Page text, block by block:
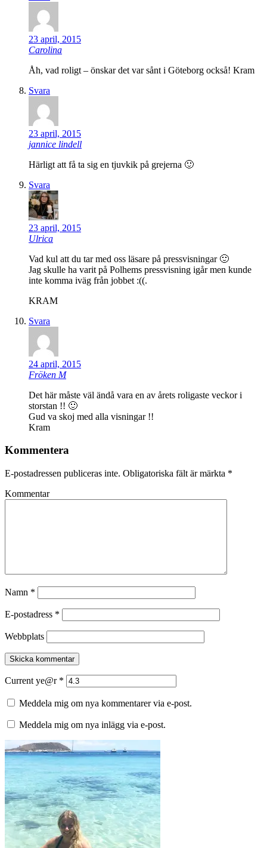
23 april, 2015
Carolina
Åh, vad roligt – önskar det var sånt i Göteborg också! Kram
Svara
23 april, 2015
jannice lindell
Härligt att få ta sig en tjuvkik på grejerna 🙂
Svara
23 april, 2015
Ulrica
Vad kul att du tar med oss läsare på pressvisningar 🙂
Jag skulle ha varit på Polhems pressvisning igår men kunde
inte komma iväg från jobbet :((.
KRAM
Svara
24 april, 2015
Fröken M
Det här måste väl ändå vara en av årets roligaste veckor i
storstan !! 🙂
Gud va skoj med alla visningar !!
Kram
Kommentera
E-postadressen publiceras inte. Obligatoriska fält är märkta *
Kommentar
Namn *
E-postadress *
Webbplats
Current ye@r *
Meddela mig om nya kommentarer via e-post.
Meddela mig om nya inlägg via e-post.